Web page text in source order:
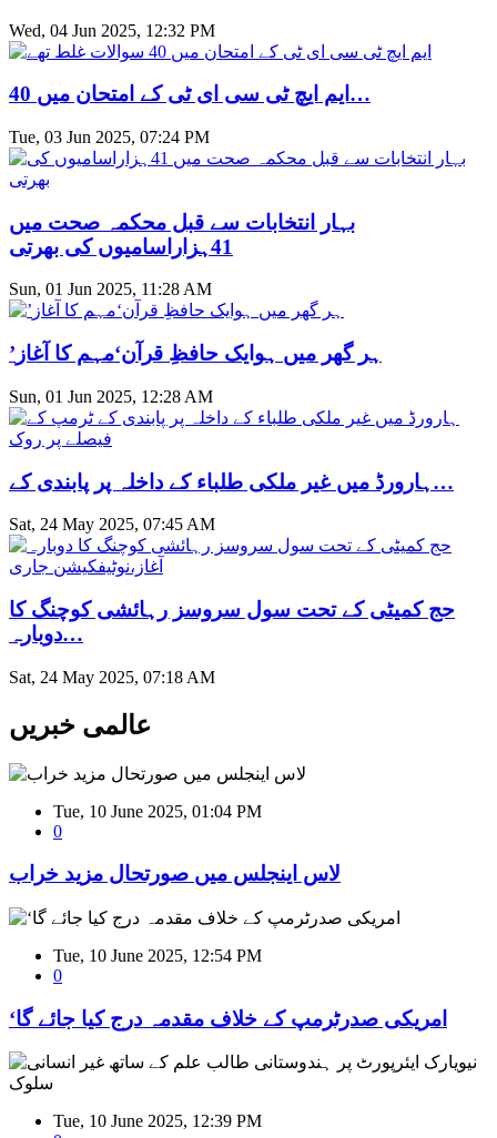
Wed, 04 Jun 2025, 12:32 PM
ایم ایچ ٹی سی ای ٹی کے امتحان میں 40…
Tue, 03 Jun 2025, 07:24 PM
بہار انتخابات سے قبل محکمہ صحت میں
41ہزاراسامیوں کی بھرتی
Sun, 01 Jun 2025, 11:28 AM
’ہر گھر میں ہوایک حافظِ قرآن‘مہم کا آغاز
Sun, 01 Jun 2025, 12:28 AM
ہارورڈ میں غیر ملکی طلباء کے داخلہ پر پابندی کے…
Sat, 24 May 2025, 07:45 AM
حج کمیٹی کے تحت سول سروسز رہائشی کوچنگ کا
دوبارہ…
Sat, 24 May 2025, 07:18 AM
عالمی خبریں
Tue, 10 June 2025, 01:04 PM
0
لاس اینجلس میں صورتحال مزید خراب
Tue, 10 June 2025, 12:54 PM
0
‘امریکی صدرٹرمپ کے خلاف مقدمہ درج کیا جائے گا
Tue, 10 June 2025, 12:39 PM